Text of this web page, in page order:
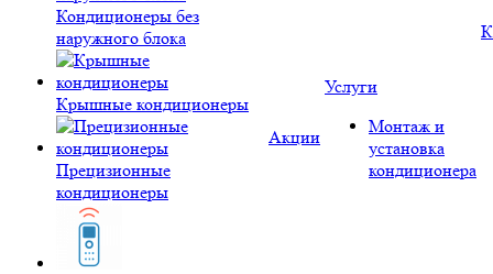
Кондиционеры без
наружного блока
Крышные кондиционеры
Прецизионные
кондиционеры
Акции
Услуги
Монтаж и
установка
кондиционера